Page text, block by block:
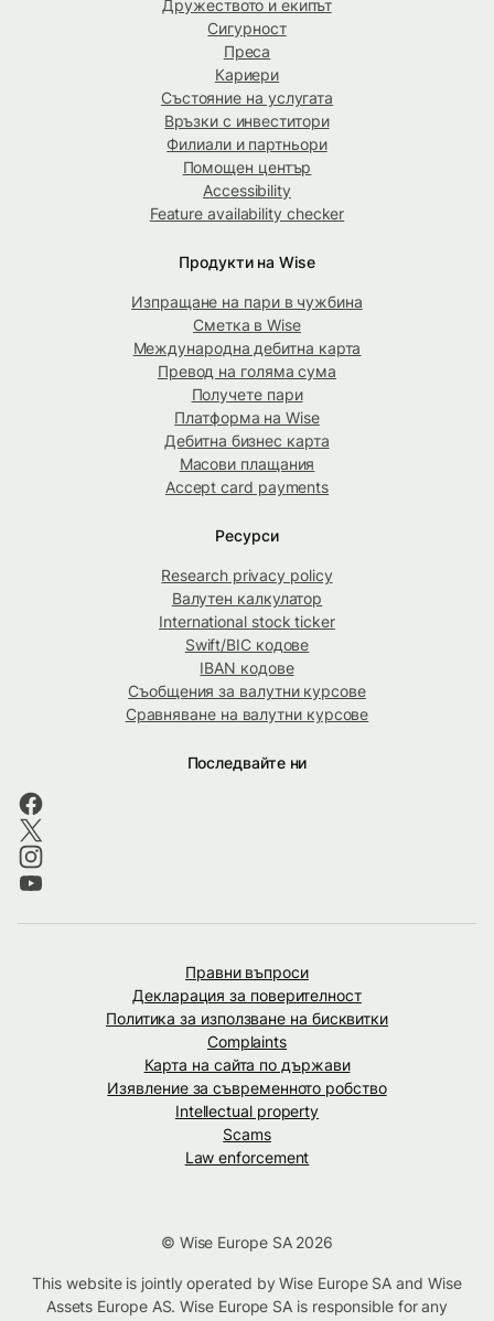
Дружеството и екипът
Сигурност
Преса
Кариери
Състояние на услугата
Връзки с инвеститори
Филиали и партньори
Помощен център
Accessibility
Feature availability checker
Продукти на Wise
Изпращане на пари в чужбина
Сметка в Wise
Международна дебитна карта
Превод на голяма сума
Получете пари
Платформа на Wise
Дебитна бизнес карта
Масови плащания
Accept card payments
Ресурси
Research privacy policy
Валутен калкулатор
International stock ticker
Swift/BIC кодове
IBAN кодове
Съобщения за валутни курсове
Сравняване на валутни курсове
Последвайте ни
Правни въпроси
Декларация за поверителност
Политика за използване на бисквитки
Complaints
Карта на сайта по държави
Изявление за съвременното робство
Intellectual property
Scams
Law enforcement
© Wise Europe SA 2026
This website is jointly operated by Wise Europe SA and Wise
Assets Europe AS. Wise Europe SA is responsible for any